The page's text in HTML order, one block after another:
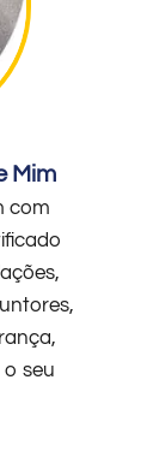
Mim
com
seu